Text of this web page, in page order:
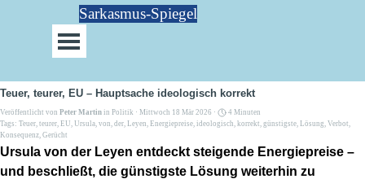
Direkt zum SeiteninhaltSarkasmus-Spiegel
Menü überspringen
Teuer, teurer, EU – Hauptsache ideologisch korrekt
Veröffentlicht von Peter Martin in Politik · Mittwoch 18 Mär 2026 ·
4 Minuten
Tags: Teuer, teurer, EU, Ursula, von, der, Leyen, Energiepreise, ideologisch, korrekt, günstigste, Lösung, Verbot,
Konsequenz, Gerücht
Ursula von der Leyen entdeckt steigende Energiepreise –
und beschließt, die günstigste Lösung weiterhin zu